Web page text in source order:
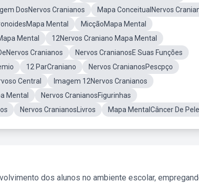
DosNervos Cranianos
Mapa ConceitualNervos
Mental
MicçãoMapa Mental
Mental
12Nervos Craniano Mapa Mental
Cranianos
Nervos CranianosE Suas Funções
12 ParCraniano
Nervos CranianosPescpço
Central
Imagem 12Nervos Cranianos
Mental
Nervos CranianosFigurinhas
Nervos CranianosLivros Mapa MentalCâncer De Pele
dos alunos no ambiente escolar,